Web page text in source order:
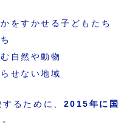
をすかせる子どもたち
自然や動物
せない地域
るために、 2015年に国